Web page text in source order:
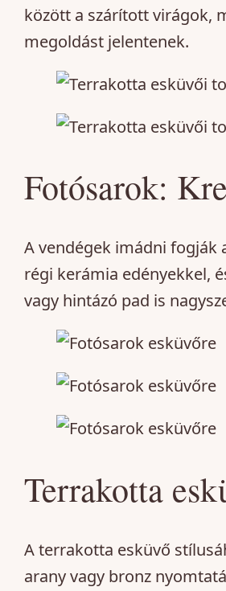
között a szárított virágok,
megoldást jelentenek.
Fotósarok:
A vendégek imádni
régi kerámia edényekkel,
vagy hintázó pad is
Terrakotta
A terrakotta esküvő
arany vagy bronz